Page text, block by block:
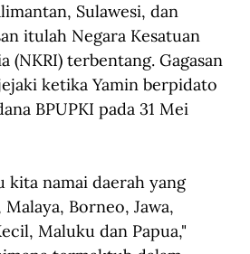
Sulawesi, dan
itulah Negara Kesatuan
(NKRI) terbentang. Gagasan
ketika Yamin berpidato
BPUPKI pada 31 Mei
kita namai daerah yang
Borneo, Jawa,
Maluku dan Papua,"